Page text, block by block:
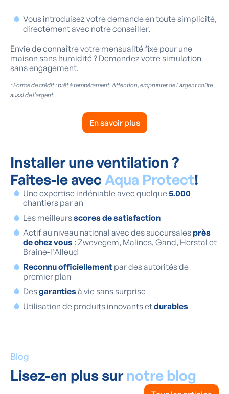
Vous introduisez votre demande en toute simplicité,
directement avec notre conseiller.
Envie de connaître votre mensualité fixe pour une
maison sans humidité ? Demandez votre simulation
sans engagement.
*Forme de crédit : prêt à tempérament. Attention, emprunter de l'argent coûte
aussi de l'argent.
En savoir plus
Installer une ventilation ?
Faites-le avec Aqua Protect!
Une expertise indéniable avec quelque5.000
chantiers par an
Les meilleursscores de satisfaction
Actif au niveau national avec des succursales près
de chez vous : Zwevegem, Malines, Gand, Herstal et
Braine-l'Alleud
Reconnu officiellement par des autorités de
premier plan
Desgarantiesà vie sans surprise
Utilisation de produits innovants etdurables
Blog
Lisez-en plus surnotre blog